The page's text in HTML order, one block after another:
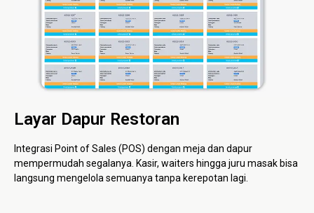
Layar Dapur Restoran
Integrasi Point of Sales (POS) dengan meja dan dapur
mempermudah segalanya. Kasir, waiters hingga juru masak bisa
langsung mengelola semuanya tanpa kerepotan lagi.